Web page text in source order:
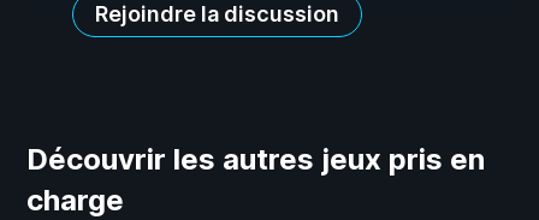
Rejoindre la discussion
Découvrir les autres jeux pris en
charge